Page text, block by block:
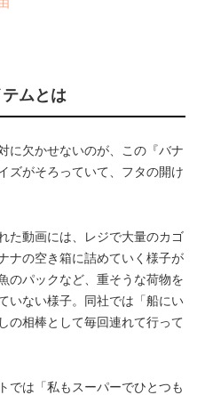
ムとは
に欠かせないのが、この『バナ
がそろっていて、フタの開け
た動画には、レジで大量のカゴ
ナの空き箱に詰めていく様子が
のパックなど、重そうな荷物を
いない様子。同社では「船にい
の相棒として毎回連れて行って
では「私もスーパーでひとつも